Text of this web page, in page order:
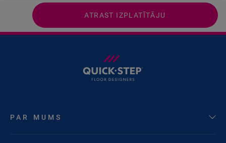
ATRAST IZPLATĪTĀJU
PAR MUMS